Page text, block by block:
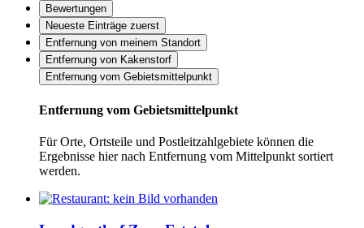
Bewertungen
Neueste Einträge zuerst
Entfernung von meinem Standort
Entfernung von Kakenstorf
Entfernung vom Gebietsmittelpunkt
Entfernung vom Gebietsmittelpunkt
Für Orte, Ortsteile und Postleitzahlgebiete können die
Ergebnisse hier nach Entfernung vom Mittelpunkt sortiert
werden.